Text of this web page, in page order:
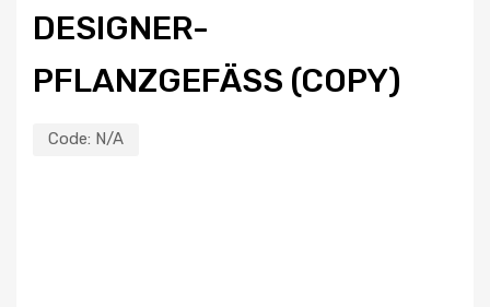
SIGNER-PF
LANZGEFÄSS (COPY)
Code: N/A